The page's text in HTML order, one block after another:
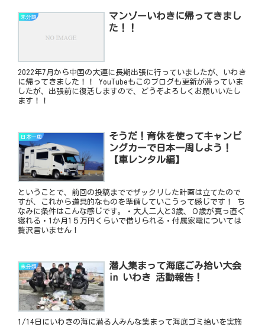
未分類
マンゾーいわきに帰ってきまし
た！！
2022年7月から中国の大連に長期出張に行っていましたが、いわき
に帰ってきました！！ YouTubeもこのブログも更新が滞っていま
したが、出張前に復活しますので、どうぞよろしくお願いいたし
ます！！
日本一周
そうだ！育休を使ってキャンピ
ングカーで日本一周しよう！
【車レンタル編】
ということで、前回の投稿まででザックリした計画は立てたので
すが、これから道具的なものを準備していこうって感じです！ ち
なみに条件はこんな感じです。・大人二人と3歳、０歳が真っ直ぐ
寝れる・1か月1５万円くらいで借りられる・付属家電については
贅沢言いません！
未分類
潜人集まって海底ごみ拾い大会
in いわき 活動報告！
1/14日にいわきの海に潜る人みんな集まって海底ゴミ拾いを実施